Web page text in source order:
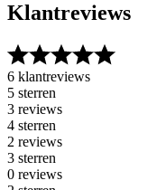
Klantreviews
6 klantreviews
5 sterren
3 reviews
4 sterren
2 reviews
3 sterren
0 reviews